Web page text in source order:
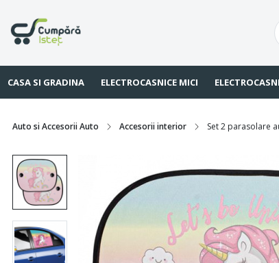
CASA SI GRADINA ELECTROCASNICE MICI
Auto si Accesorii Auto Accesorii interior Set 2 parasolare